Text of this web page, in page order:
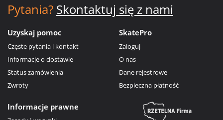
Pytania? Skontaktuj się z nami
Uzyskaj pomoc
Częste pytania i kontakt
Informacje o dostawie
Status zamówienia
Zwroty
SkatePro
Zaloguj
O nas
Dane rejestrowe
Bezpieczna płatność
Informacje prawne